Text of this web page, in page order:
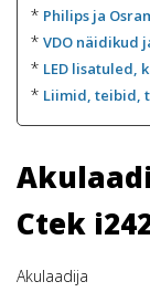
* Philips ja
* VDO näidikud
* LED lisatuled,
* Liimid, teibid,
Ctek
Akulaadija